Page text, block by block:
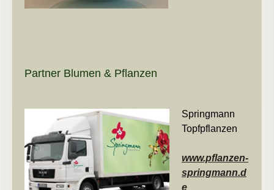
Partner Blumen & Pflanzen
Springmann
Topfpflanzen
www.pflanzen-
springmann.d
e